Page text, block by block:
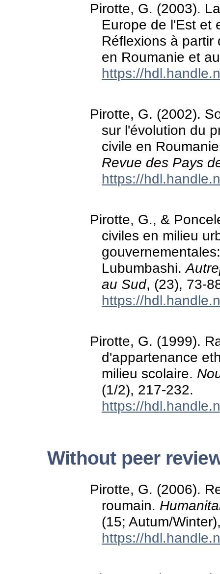
Pirotte, G. (2003).
Europe de l'Est et
Réflexions à partir
en Roumanie et
https://
Pirotte, G. (2002).
sur l'évolution du
civile en
Revue des Pays
https://
Pirotte, G., &
civiles en milieu
Lubumbashi.
au Sud, (23), 73-
https://
Pirotte, G. (1999).
d'appartenance
milieu scolaire.
(1/2), 217-232.
https://
Without peer
Pirotte, G. (2006).
roumain.
(15; Autum/
https://